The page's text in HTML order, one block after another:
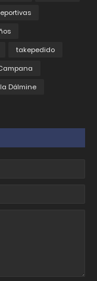
takepedido
Dálmine